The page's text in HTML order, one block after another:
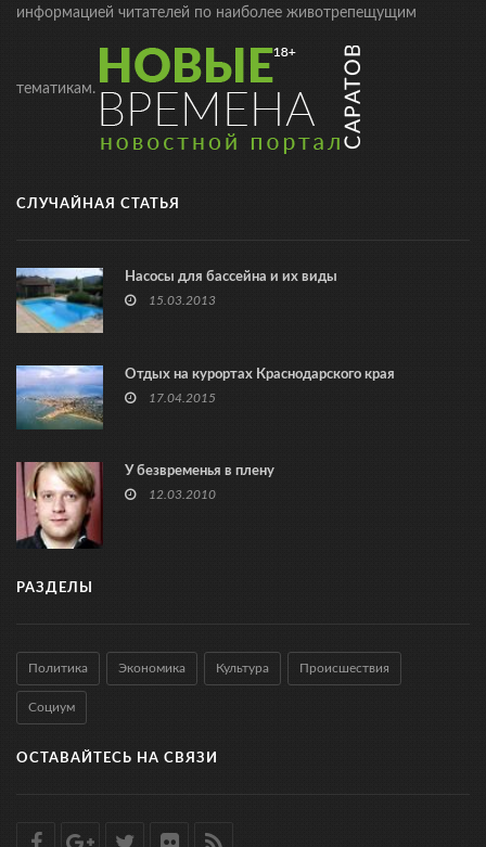
информацией читателей по наиболее животрепещущим
тематикам.
СЛУЧАЙНАЯ СТАТЬЯ
Насосы для бассейна и их виды
15.03.2013
Отдых на курортах Краснодарского края
17.04.2015
У безвременья в плену
12.03.2010
РАЗДЕЛЫ
Политика Экономика Культура Происшествия
Социум
ОСТАВАЙТЕСЬ НА СВЯЗИ